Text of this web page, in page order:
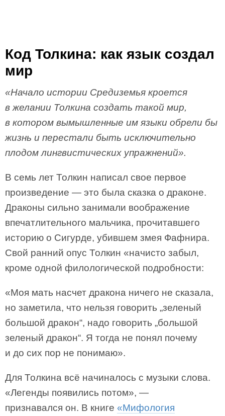
Код Толкина: как язык создал
мир
«Начало истории Средиземья кроется
в желании Толкина создать такой мир,
в котором вымышленные им языки обрели бы
жизнь и перестали быть исключительно
плодом лингвистических упражнений».
В семь лет Толкин написал свое первое
произведение — это была сказка о драконе.
Драконы сильно занимали воображение
впечатлительного мальчика, прочитавшего
историю о Сигурде, убившем змея Фафнира.
Свой ранний опус Толкин «начисто забыл,
кроме одной филологической подробности:
«Моя мать насчет дракона ничего не сказала,
но заметила, что нельзя говорить „зеленый
большой дракон“, надо говорить „большой
зеленый дракон“. Я тогда не понял почему
и до сих пор не понимаю».
Для Толкина всё начиналось с музыки слова.
«Легенды появились потом», —
признавался он. В книге «Мифология